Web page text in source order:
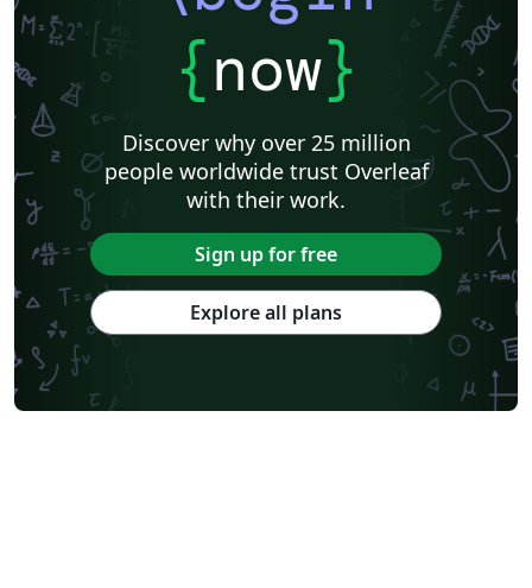
{now}
Discover why over 25 million
people worldwide trust Overleaf
with their work.
Sign up for free
Explore all plans